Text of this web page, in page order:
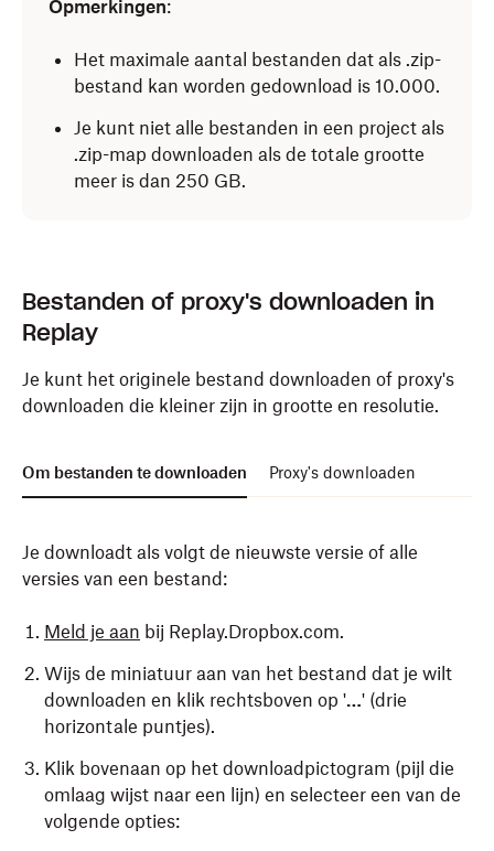
Klik op het downloadpictogram (pijl naar beneden
een van de volgende:
Alleen bestanden met de status 'Goedgekeurd'
Opmerkingen:
Het maximale aantal bestanden dat als .zip-
bestand kan worden gedownload is 10.000.
Je kunt niet alle bestanden in een project als
.zip-map downloaden als de totale grootte
meer is dan 250 GB.
Bestanden of proxy's downloaden in
Replay
Je kunt het originele bestand downloaden of proxy's
downloaden die kleiner zijn in grootte en resolutie.
Om bestanden te downloaden Proxy's downloaden
Je downloadt als volgt de nieuwste versie of alle
versies van een bestand:
Meld je aan bij Replay.Dropbox.com.
Wijs de miniatuur aan van het bestand dat je wilt
downloaden en klik rechtsboven op '…' (drie
horizontale puntjes).
Klik bovenaan op het downloadpictogram (pijl die
omlaag wijst naar een lijn) en selecteer een van de
volgende opties: